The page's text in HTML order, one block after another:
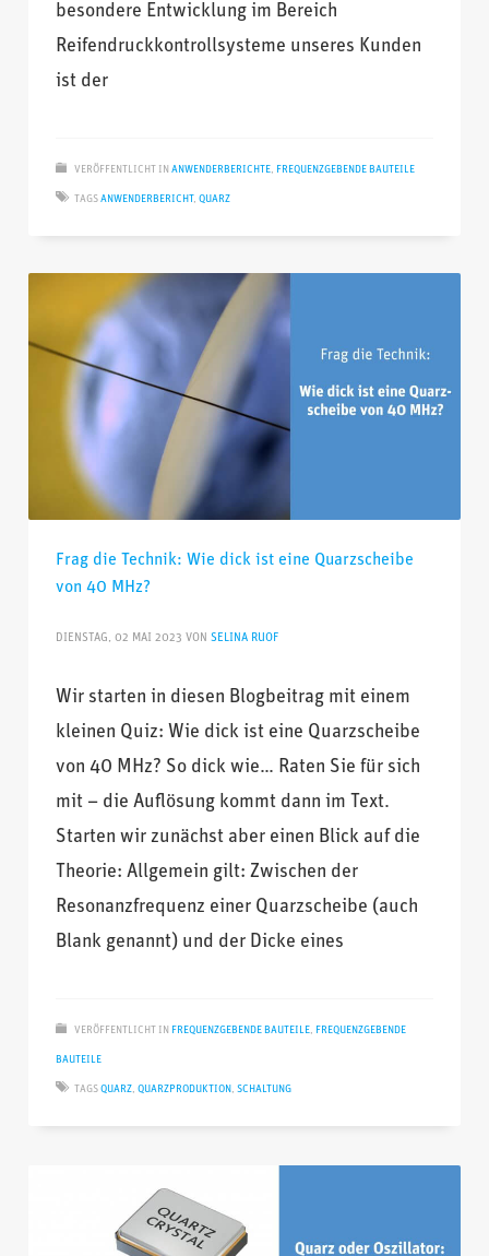
besondere Entwicklung im Bereich
Reifendruckkontrollsysteme unseres Kunden
ist der
VERÖFFENTLICHT IN ANWENDERBERICHTE, FREQUENZGEBENDE BAUTEILE
TAGS ANWENDERBERICHT,QUARZ
Frag die Technik: Wie dick ist eine Quarzscheibe
von 40 MHz?
DIENSTAG, 02 MAI 2023 VONSELINA RUOF
Wir starten in diesen Blogbeitrag mit einem
kleinen Quiz: Wie dick ist eine Quarzscheibe
von 40 MHz? So dick wie… Raten Sie für sich
mit – die Auflösung kommt dann im Text.
Starten wir zunächst aber einen Blick auf die
Theorie: Allgemein gilt: Zwischen der
Resonanzfrequenz einer Quarzscheibe (auch
Blank genannt) und der Dicke eines
VERÖFFENTLICHT IN FREQUENZGEBENDE BAUTEILE, FREQUENZGEBENDE
BAUTEILE
TAGS QUARZ,QUARZPRODUKTION,SCHALTUNG